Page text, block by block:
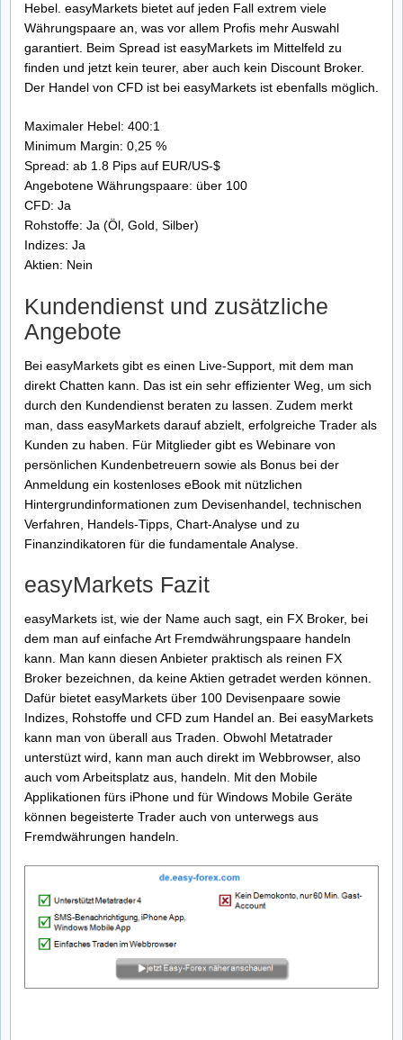
Hebel. easyMarkets bietet auf jeden Fall extrem viele
Währungspaare an, was vor allem Profis mehr Auswahl
garantiert. Beim Spread ist easyMarkets im Mittelfeld zu
finden und jetzt kein teurer, aber auch kein Discount Broker.
Der Handel von CFD ist bei easyMarkets ist ebenfalls möglich.
Maximaler Hebel: 400:1
Minimum Margin: 0,25 %
Spread: ab 1.8 Pips auf EUR/US-$
Angebotene Währungspaare: über 100
CFD: Ja
Rohstoffe: Ja (Öl, Gold, Silber)
Indizes: Ja
Aktien: Nein
Kundendienst und zusätzliche
Angebote
Bei easyMarkets gibt es einen Live-Support, mit dem man
direkt Chatten kann. Das ist ein sehr effizienter Weg, um sich
durch den Kundendienst beraten zu lassen. Zudem merkt
man, dass easyMarkets darauf abzielt, erfolgreiche Trader als
Kunden zu haben. Für Mitglieder gibt es Webinare von
persönlichen Kundenbetreuern sowie als Bonus bei der
Anmeldung ein kostenloses eBook mit nützlichen
Hintergrundinformationen zum Devisenhandel, technischen
Verfahren, Handels-Tipps, Chart-Analyse und zu
Finanzindikatoren für die fundamentale Analyse.
easyMarkets Fazit
easyMarkets ist, wie der Name auch sagt, ein FX Broker, bei
dem man auf einfache Art Fremdwährungspaare handeln
kann. Man kann diesen Anbieter praktisch als reinen FX
Broker bezeichnen, da keine Aktien getradet werden können.
Dafür bietet easyMarkets über 100 Devisenpaare sowie
Indizes, Rohstoffe und CFD zum Handel an. Bei easyMarkets
kann man von überall aus Traden. Obwohl Metatrader
unterstüzt wird, kann man auch direkt im Webbrowser, also
auch vom Arbeitsplatz aus, handeln. Mit den Mobile
Applikationen fürs iPhone und für Windows Mobile Geräte
können begeisterte Trader auch von unterwegs aus
Fremdwährungen handeln.